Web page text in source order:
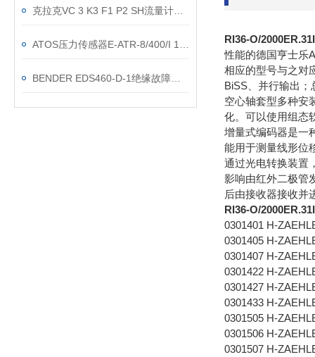
RI36-O/
性能的德国亨士乐
相应的型号与之对
BiSS、并行输出；
空心轴套型多种安
化。可以使用组态
增量式编码器是一
能用于测量线形位
通过光电转换装置
影响由红外二极管
后由接收器接收并
RI36-O/
0301401 H-
0301405 H-
0301407 H-
0301422 H-
0301427 H-
0301433 H-
0301505 H-
0301506 H-
0301507 H-